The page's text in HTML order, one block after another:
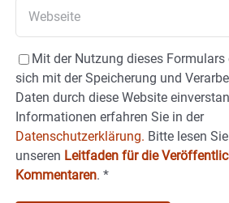
Mit der Nutzung dieses Formulars
sich mit der Speicherung und
Daten durch diese Website
Informationen erfahren Sie in der
Datenschutzerklärung. Bitte lesen
unseren Leitfaden für die
Kommentaren. *